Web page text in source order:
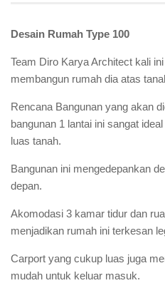
Desain Rumah Type 100
Team Diro Karya Architect kali
membangun rumah dia atas
Rencana Bangunan yang akan
bangunan 1 lantai ini sangat
luas tanah.
Bangunan ini mengedepankan
depan.
Akomodasi 3 kamar tidur dan
menjadikan rumah ini terkesan
Carport yang cukup luas juga
mudah untuk keluar masuk.